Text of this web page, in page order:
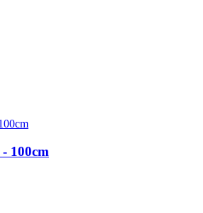
100cm